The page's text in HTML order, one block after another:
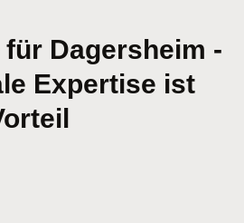
Dagersheim -
Expertise ist